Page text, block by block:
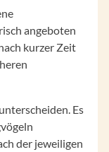
angeboten
kurzer Zeit
Es
der jeweiligen